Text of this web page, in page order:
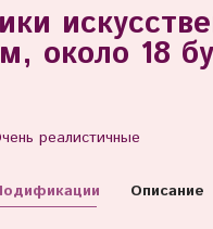
18
реалистичные
Описание